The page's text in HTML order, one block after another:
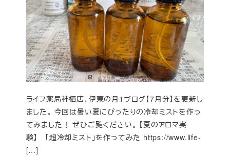
ライフ薬局神栖店、伊東の月1ブログ【7月分】を更新し
ました。 今回は暑い夏にぴったりの冷却ミストを作っ
てみました！ ぜひご覧ください。 【夏のアロマ実
験】 「超冷却ミスト」を作ってみた https://www.life-
[…]